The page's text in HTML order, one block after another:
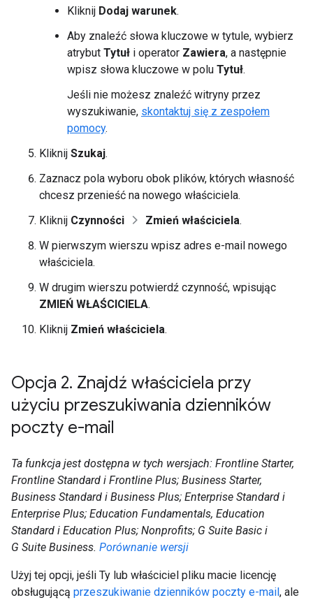
Kliknij Dodaj warunek.
Aby znaleźć słowa kluczowe w tytule, wybierz
atrybut Tytuł i operator Zawiera, a następnie
wpisz słowa kluczowe w polu Tytuł.
Jeśli nie możesz znaleźć witryny przez
wyszukiwanie, skontaktuj się z zespołem
pomocy.
Kliknij Szukaj.
Zaznacz pola wyboru obok plików, których własność
chcesz przenieść na nowego właściciela.
Kliknij Czynności Zmień właściciela.
W pierwszym wierszu wpisz adres e-mail nowego
właściciela.
W drugim wierszu potwierdź czynność, wpisując
ZMIEŃ WŁAŚCICIELA.
Kliknij Zmień właściciela.
Opcja 2. Znajdź właściciela przy
użyciu przeszukiwania dzienników
poczty e-mail
Ta funkcja jest dostępna w tych wersjach: Frontline Starter,
Frontline Standard i Frontline Plus; Business Starter,
Business Standard i Business Plus; Enterprise Standard i
Enterprise Plus; Education Fundamentals, Education
Standard i Education Plus; Nonprofits; G Suite Basic i
G Suite Business. Porównanie wersji
Użyj tej opcji, jeśli Ty lub właściciel pliku macie licencję
obsługującą przeszukiwanie dzienników poczty e-mail, ale